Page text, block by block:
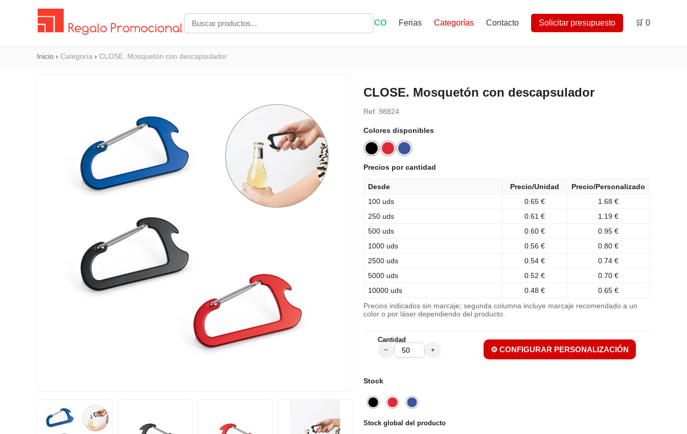
ECO Ferias Categorías Contacto Solicitar presupuesto 🛒 0
Inicio › Categoría › CLOSE. Mosquetón con descapsulador
CLOSE. Mosquetón con descapsulador
Ref: 98824
Colores disponibles
Precios por cantidad
Desde Precio/Unidad
Precio/Personalizado
100 uds
0.65 €
1.68 €
250 uds
0.61 €
1.19 €
500 uds
0.60 €
0.95 €
1000 uds
0.56 €
0.80 €
2500 uds
0.54 €
0.74 €
5000 uds
0.52 €
0.70 €
10000 uds
0.48 € 0.65 €
Precios indicados sin marcaje; segunda columna incluye marcaje recomendado a un
color o por láser dependiendo del producto.
Cantidad
− + ⚙️ CONFIGURAR PERSONALIZACIÓN
Stock
Stock global del producto